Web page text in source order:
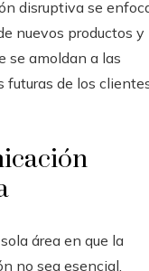
disruptiva se
nuevos productos y
se amoldan a las
futuras de los
área en que la
no sea esencial.